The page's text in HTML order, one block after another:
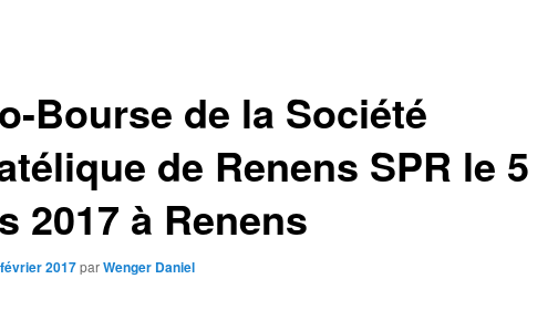
Bourse de la Société
de Renens SPR le 5
2017 à Renens
2017parWenger Daniel